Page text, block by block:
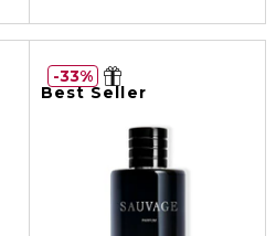
Best Seller
33%